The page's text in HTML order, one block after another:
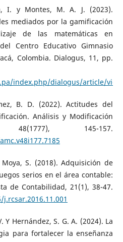
I. y Montes, M. A. J. (2023).
mediados por la gamificación
de las matemáticas en
Centro Educativo Gimnasio
Colombia. Dialogus, 11, pp.
index.php/dialogus/article/
B. D. (2022). Actitudes del
Análisis y Modificación
145-157.
S. (2018). Adquisición de
serios en el área contable:
de Contabilidad, 21(1), 38-47.
Y Hernández, S. G. A. (2024). La
para fortalecer la enseñanza